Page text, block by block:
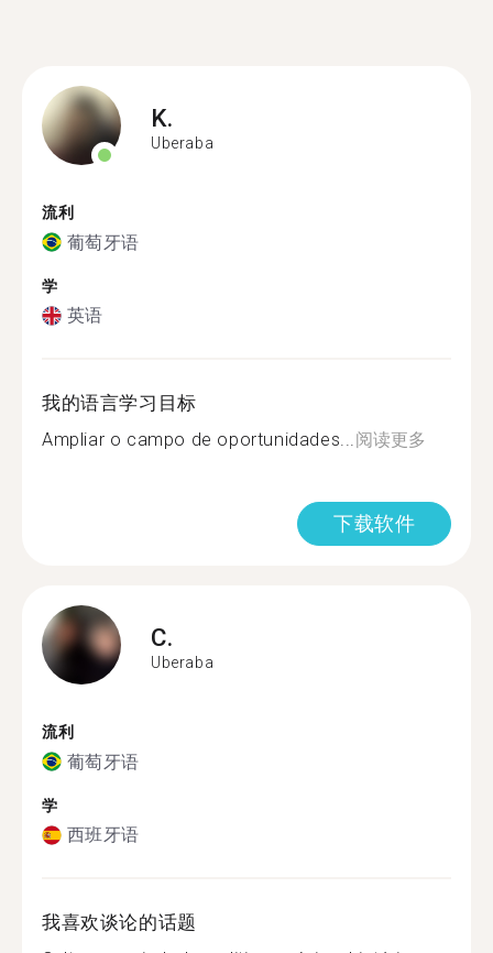
K.
Uberaba
流利
葡萄牙语
学
英语
我的语言学习目标
Ampliar o campo de oportunidades...阅读更多
下载软件
C.
Uberaba
流利
葡萄牙语
学
西班牙语
我喜欢谈论的话题